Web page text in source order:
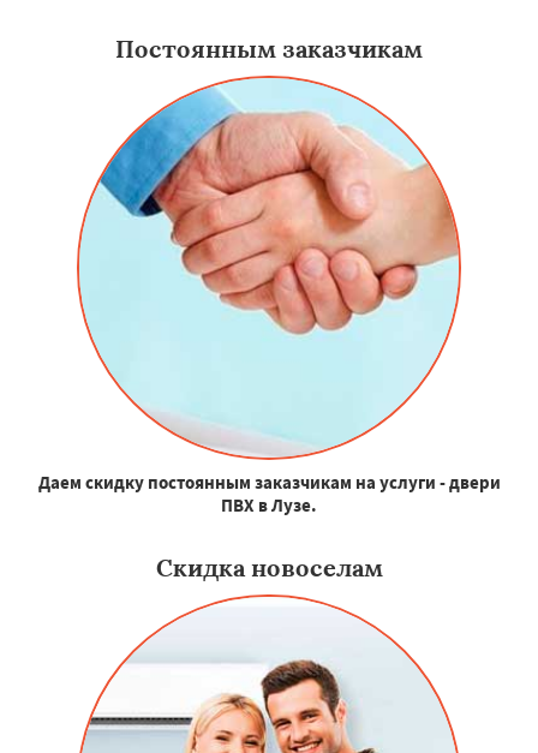
Постоянным заказчикам
Даем скидку постоянным заказчикам на услуги - двери
ПВХ в Лузе.
Скидка новоселам